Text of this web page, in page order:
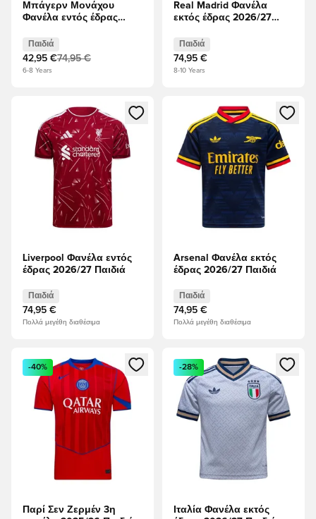
Μπάγερν Μονάχου
Φανέλα εντός έδρας
Παιδιά
42,95 €74,95 €
6-8 Years
Real Madrid Φανέλα
εκτός έδρας 2026/27
Παιδιά
74,95 €
8-10 Years
Ανοίγει ένα Modal για να συνδεθείτε ή να εγγραφείτε ως
Liverpool Φανέλα εντός
έδρας 2026/27 Παιδιά
Παιδιά
74,95 €
Πολλά μεγέθη διαθέσιμα
Ανοίγει ένα Modal για να
Arsenal Φανέλα εκτός
έδρας 2026/27 Παιδιά
Παιδιά
74,95 €
Πολλά μεγέθη διαθέσιμα
Ανοίγει ένα Modal για να συνδεθείτε ή να εγγραφείτε ως
-40%
Παρί Σεν Ζερμέν 3η
Ανοίγει ένα Modal για να
-28%
Ιταλία Φανέλα εκτός